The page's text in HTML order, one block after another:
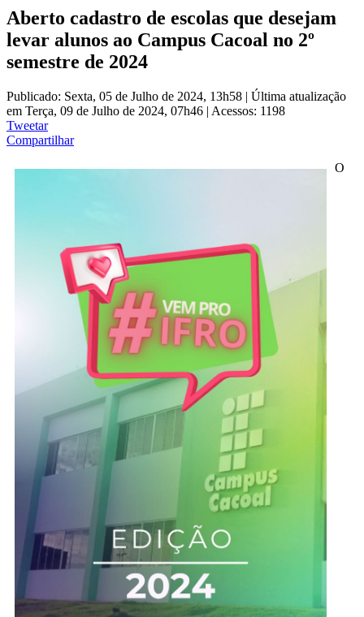
Aberto cadastro de escolas que desejam
levar alunos ao Campus Cacoal no 2º
semestre de 2024
Publicado: Sexta, 05 de Julho de 2024, 13h58 | Última atualização
em Terça, 09 de Julho de 2024, 07h46 | Acessos: 1198
Tweetar
Compartilhar
O